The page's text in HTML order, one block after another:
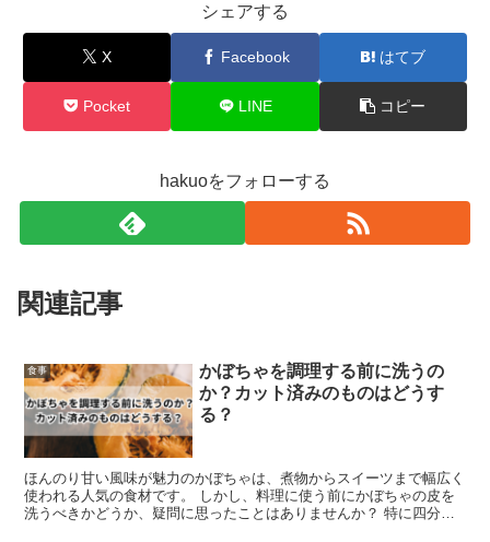
シェアする
X Facebook はてブ
Pocket LINE コピー
hakuoをフォローする
関連記事
食事
かぼちゃを調理する前に洗うの
か？カット済みのものはどうす
る？
ほんのり甘い風味が魅力のかぼちゃは、煮物からスイーツまで幅広く
使われる人気の食材です。 しかし、料理に使う前にかぼちゃの皮を
洗うべきかどうか、疑問に思ったことはありませんか？ 特に四分の